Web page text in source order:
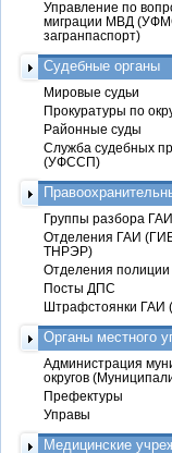
Управление по
миграции МВД
загранпаспорт)
Судебные органы
Мировые судьи
Прокуратуры по
Районные суды
Служба судебных
(УФССП)
Группы разбора
Отделения ГАИ
ТНРЭР)
Отделения
Посты ДПС
Штрафстоянки ГАИ
Органы местного
Администрация
округов
Префектуры
Управы
Медицинские